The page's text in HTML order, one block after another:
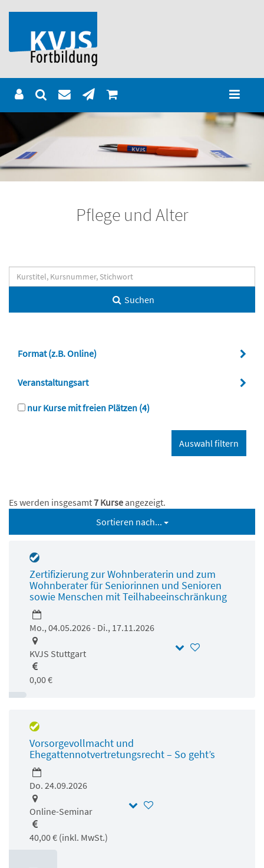
Pflege und Alter
Suchen
Format (z.B. Online)
Veranstaltungsart
nur Kurse mit freien Plätzen (4)
Es werden insgesamt7 Kurse angezeigt.
Sortieren nach...
Zertifizierung zur Wohnberaterin und zum
Wohnberater für Seniorinnen und Senioren
sowie Menschen mit Teilhabeeinschränkung
Mo., 04.05.2026 - Di., 17.11.2026
KVJS Stuttgart
0,00 €
Vorsorgevollmacht und
Ehegattennotvertretungsrecht – So geht’s
Do. 24.09.2026
Online-Seminar
40,00 € (inkl. MwSt.)